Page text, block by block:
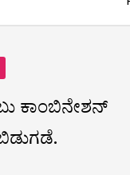
ಕಾಂಬಿನೇಶನ್